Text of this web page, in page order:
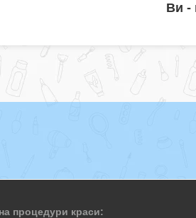
Ви -
процедури краси: